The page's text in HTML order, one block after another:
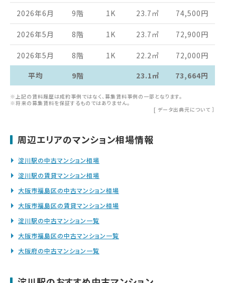
2026年6月 9階 1K 23.7 ㎡ 74,500円
2026年5月 8階 1K 23.7 ㎡ 72,900円
2026年5月 8階 1K 22.2 ㎡ 72,000円
平均
9階 23.1㎡ 73,664円
※上記の賃料履歴は成約事例ではなく、募集賃料事例の一部となります。
※将来の募集賃料を保証するものではありません。
[ データ出典元について ］
周辺エリアのマンション相場情報
淀川駅の中古マンション相場
淀川駅の賃貸マンション相場
大阪市福島区の中古マンション相場
大阪市福島区の賃貸マンション相場
淀川駅の中古マンション一覧
大阪市福島区の中古マンション一覧
大阪府の中古マンション一覧